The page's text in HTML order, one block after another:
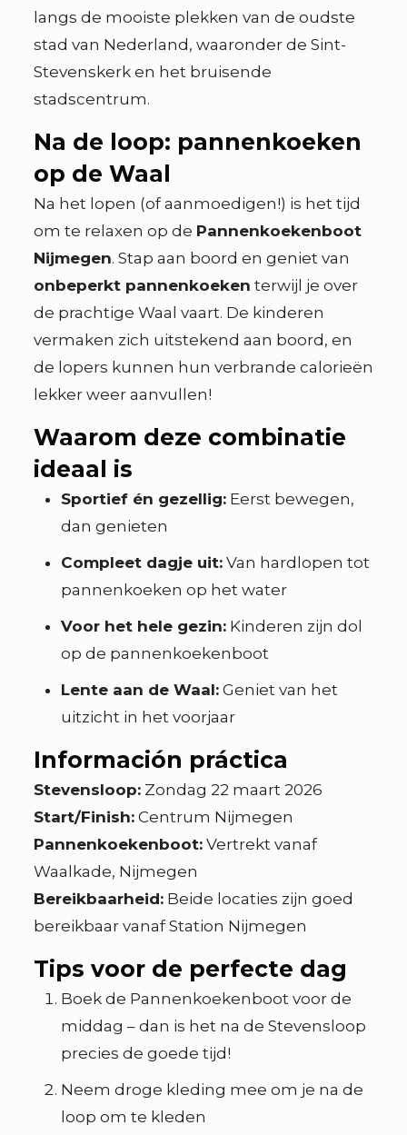
langs de mooiste plekken van de oudste
stad van Nederland, waaronder de Sint-
Stevenskerk en het bruisende
stadscentrum.
Na de loop: pannenkoeken
op de Waal
Na het lopen (of aanmoedigen!) is het tijd
om te relaxen op de Pannenkoekenboot
Nijmegen. Stap aan boord en geniet van
onbeperkt pannenkoeken terwijl je over
de prachtige Waal vaart. De kinderen
vermaken zich uitstekend aan boord, en
de lopers kunnen hun verbrande calorieën
lekker weer aanvullen!
Waarom deze combinatie
ideaal is
Sportief én gezellig:Eerst bewegen,
dan genieten
Compleet dagje uit:Van hardlopen tot
pannenkoeken op het water
Voor het hele gezin:Kinderen zijn dol
op de pannenkoekenboot
Lente aan de Waal:Geniet van het
uitzicht in het voorjaar
Información práctica
Stevensloop:Zondag 22 maart 2026
Start/Finish:Centrum Nijmegen
Pannenkoekenboot:Vertrekt vanaf
Waalkade, Nijmegen
Bereikbaarheid:Beide locaties zijn goed
bereikbaar vanaf Station Nijmegen
Tips voor de perfecte dag
Boek de Pannenkoekenboot voor de
middag – dan is het na de Stevensloop
precies de goede tijd!
Neem droge kleding mee om je na de
loop om te kleden